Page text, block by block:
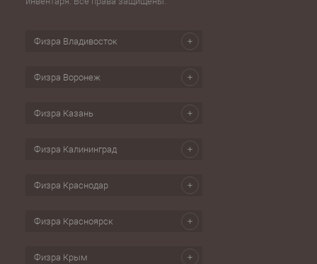
Физра Владивосток
Физра Воронеж
Физра Казань
Физра Калининград
Физра Краснодар
Физра Красноярск
Физра Крым